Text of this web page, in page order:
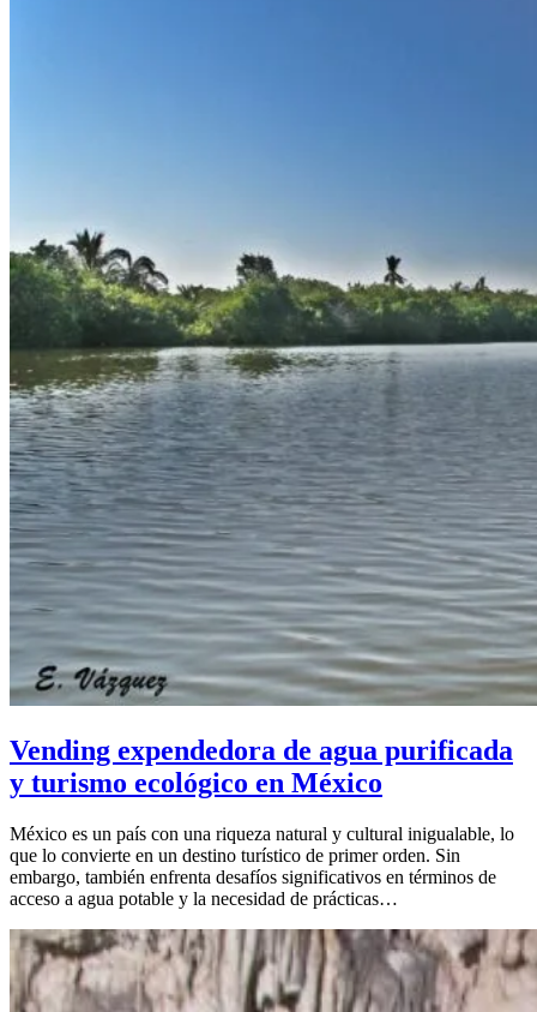
Vending expendedora de agua purificada
y turismo ecológico en México
México es un país con una riqueza natural y cultural inigualable, lo
que lo convierte en un destino turístico de primer orden. Sin
embargo, también enfrenta desafíos significativos en términos de
acceso a agua potable y la necesidad de prácticas…